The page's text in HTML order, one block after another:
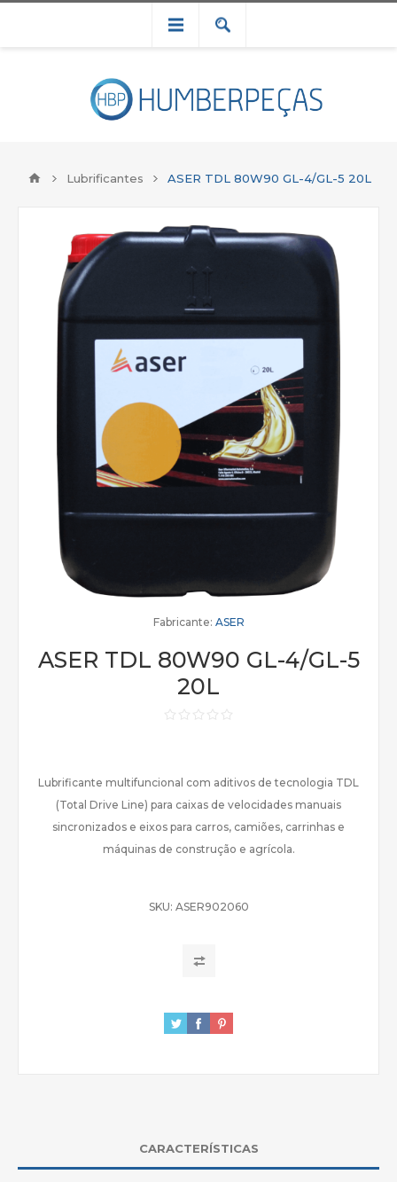
Lubrificantes ASER TDL 80W90 GL-4/GL-5 20L
Fabricante: ASER
ASER TDL 80W90 GL-4/GL-5
20L
Lubrificante multifuncional com aditivos de tecnologia TDL
(Total Drive Line) para caixas de velocidades manuais
sincronizados e eixos para carros, camiões, carrinhas e
máquinas de construção e agrícola.
SKU: ASER902060
CARACTERÍSTICAS